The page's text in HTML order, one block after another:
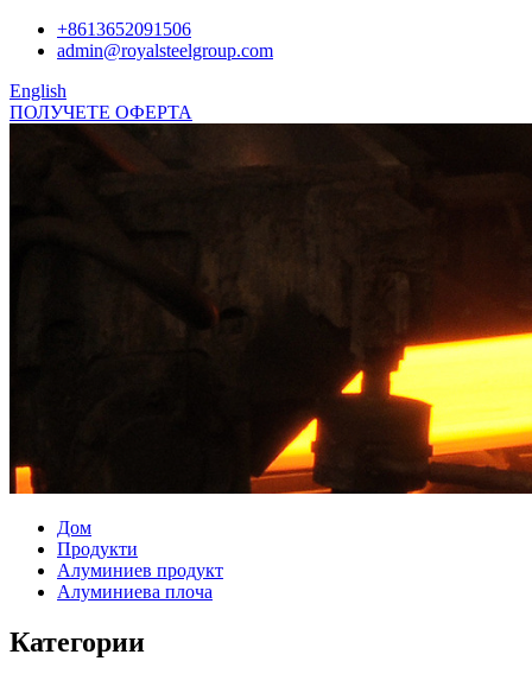
+8613652091506
admin@royalsteelgroup.com
English
ПОЛУЧЕТЕ ОФЕРТА
Дом
Продукти
Алуминиев продукт
Алуминиева плоча
Категории